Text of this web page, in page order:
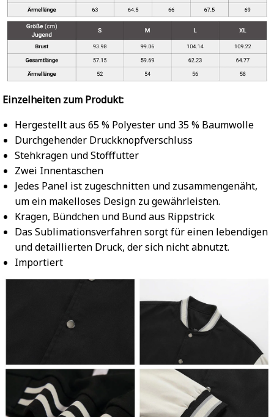
Einzelheiten zum Produkt:
Hergestellt aus 65 % Polyester und 35 % Baumwolle
Durchgehender Druckknopfverschluss
Stehkragen und Stofffutter
Zwei Innentaschen
Jedes Panel ist zugeschnitten und zusammengenäht,
um ein makelloses Design zu gewährleisten.
Kragen, Bündchen und Bund aus Rippstrick
Das Sublimationsverfahren sorgt für einen lebendigen
und detaillierten Druck, der sich nicht abnutzt.
Importiert